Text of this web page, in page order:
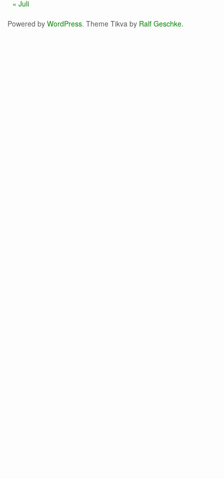
« Juli
Powered by WordPress. Theme Tikva by Ralf Geschke.